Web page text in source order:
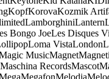
KopfKorovaKozmik
LamborghiniLantern
Bongo JoeLes Disques
Loma VistaLondon
MusicMagnet
Maschina RecordsMascot